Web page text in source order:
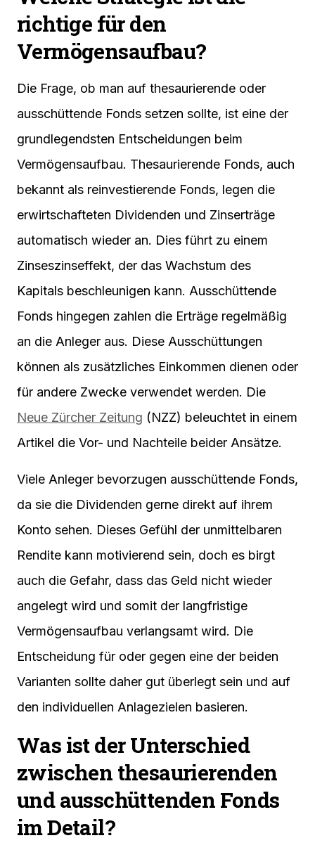
richtige für den
Vermögensaufbau?
Die Frage, ob man auf thesaurierende oder
ausschüttende Fonds setzen sollte, ist eine der
grundlegendsten Entscheidungen beim
Vermögensaufbau. Thesaurierende Fonds, auch
bekannt als reinvestierende Fonds, legen die
erwirtschafteten Dividenden und Zinserträge
automatisch wieder an. Dies führt zu einem
Zinseszinseffekt, der das Wachstum des
Kapitals beschleunigen kann. Ausschüttende
Fonds hingegen zahlen die Erträge regelmäßig
an die Anleger aus. Diese Ausschüttungen
können als zusätzliches Einkommen dienen oder
für andere Zwecke verwendet werden. Die
Neue Zürcher Zeitung (NZZ) beleuchtet in einem
Artikel die Vor- und Nachteile beider Ansätze.
Viele Anleger bevorzugen ausschüttende Fonds,
da sie die Dividenden gerne direkt auf ihrem
Konto sehen. Dieses Gefühl der unmittelbaren
Rendite kann motivierend sein, doch es birgt
auch die Gefahr, dass das Geld nicht wieder
angelegt wird und somit der langfristige
Vermögensaufbau verlangsamt wird. Die
Entscheidung für oder gegen eine der beiden
Varianten sollte daher gut überlegt sein und auf
den individuellen Anlagezielen basieren.
Was ist der Unterschied
zwischen thesaurierenden
und ausschüttenden Fonds
im Detail?